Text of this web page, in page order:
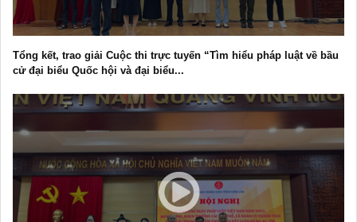
Tổng kết, trao giải Cuộc thi trực tuyến “Tìm hiểu pháp luật về bầu
cử đại biểu Quốc hội và đại biểu...